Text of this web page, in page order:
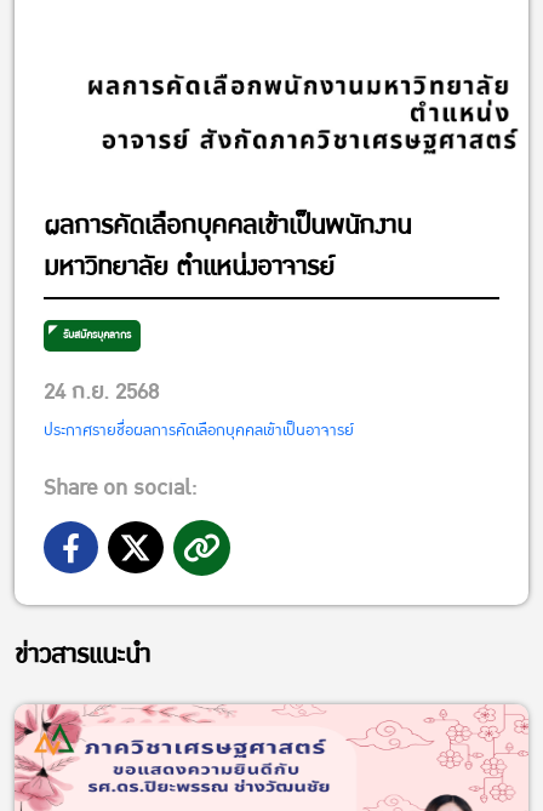
ผลการคัดเลือกบุคคลเข้าเป็นพนักงาน
มหาวิทยาลัย ตำแหน่งอาจารย์
รับสมัครบุคลากร
24 ก.ย. 2568
ประกาศรายชื่อผลการคัดเลือกบุคคลเข้าเป็นอาจารย์
Share on social:
ข่าวสารแนะนำ